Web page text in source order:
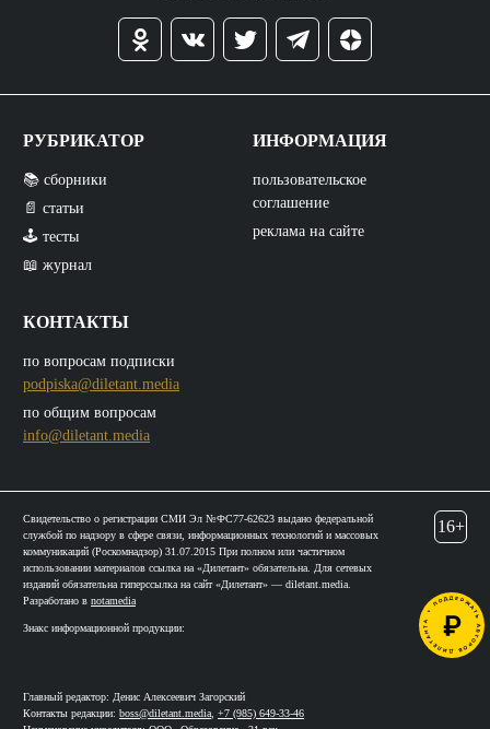
РУБРИКАТОР
📚 сборники
📄 статьи
🕹️ тесты
📖 журнал
КОНТАКТЫ
по вопросам подписки
podpiska@diletant.media
по общим вопросам
info@diletant.media
ИНФОРМАЦИЯ
пользовательское
соглашение
реклама на сайте
Свидетельство о регистрации СМИ Эл №ФС77-62623 выдано федеральной
службой по надзору в сфере связи, информационных технологий и массовых
коммуникаций (Роскомнадзор) 31.07.2015 При полном или частичном
использовании материалов ссылка на «Дилетант» обязательна. Для сетевых
изданий обязательна гиперссылка на сайт «Дилетант» — diletant.media.
Разработано в notamedia
Знакс информационной продукции:
Главный редактор: Денис Алексеевич Загорский
Контакты редакции: boss@diletant.media +7 (985) 649-33-46
16+